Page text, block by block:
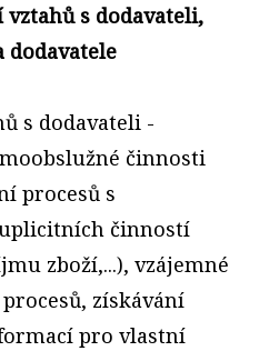
vztahů s dodavateli,
dodavatele
s dodavateli -
činnosti
procesů s
činností
zboží,...), vzájemné
získávání
pro vlastní